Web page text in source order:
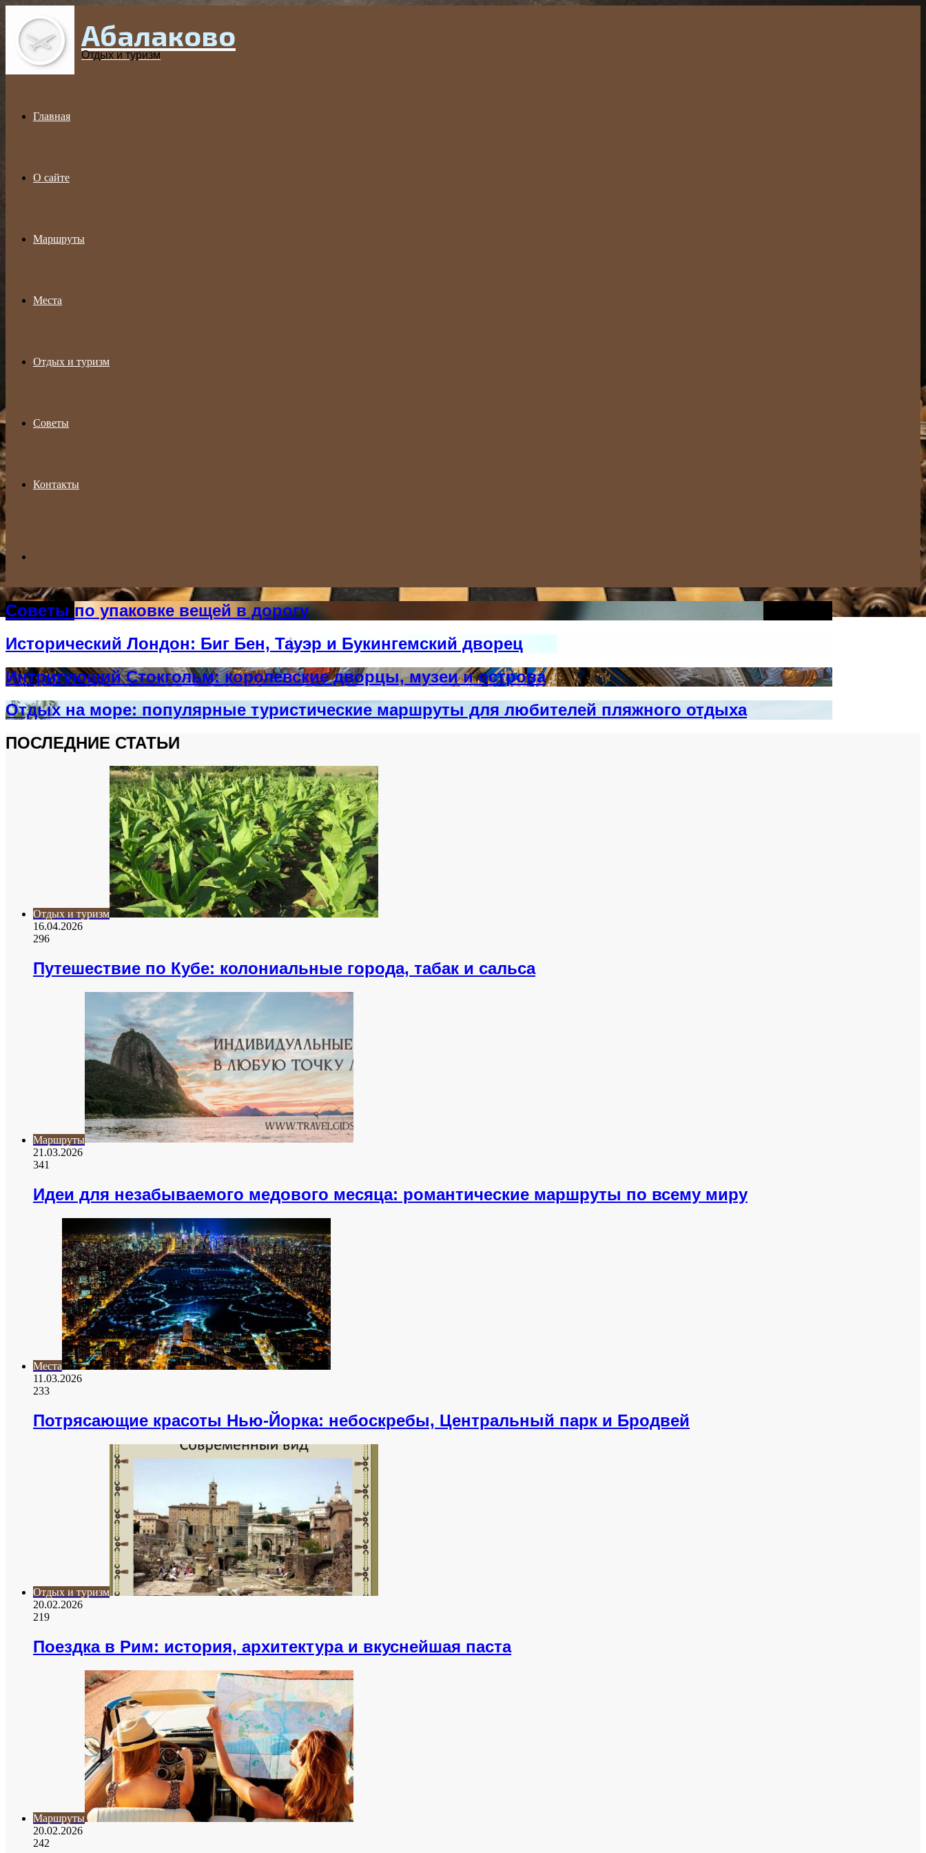
Menu Абалаково
Отдых и туризм
Главная
О сайте
Маршруты
Места
Отдых и туризм
Советы
Контакты
for
Советы по упаковке вещей в дорогу
Исторический Лондон: Биг Бен, Тауэр и Букингемский дворец
Интригующий Стокгольм: королевские дворцы, музеи и острова
Отдых на море: популярные туристические маршруты для любителей пляжного отдыха
ПОСЛЕДНИЕ СТАТЬИ
Отдых и туризм
16.04.2026
296
Путешествие по Кубе: колониальные города, табак и сальса
Маршруты
21.03.2026
341
Идеи для незабываемого медового месяца: романтические маршруты по всему миру
Места
11.03.2026
233
Потрясающие красоты Нью-Йорка: небоскребы, Центральный парк и Бродвей
Отдых и туризм
20.02.2026
219
Поездка в Рим: история, архитектура и вкуснейшая паста
Маршруты
20.02.2026
242